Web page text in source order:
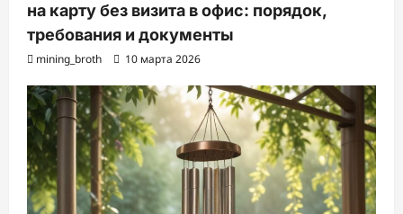
на карту без визита в офис: порядок,
требования и документы
mining_broth 10 марта 2026